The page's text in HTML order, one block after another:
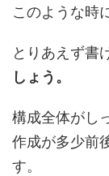
このような時
とりあえず書
しょう。
構成全体がし
作成が多少前
す。